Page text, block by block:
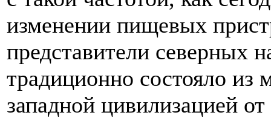
изменении пищевых
представители северных
традиционно состояло из
западной цивилизацией